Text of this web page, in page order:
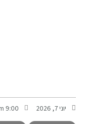
יוני 7, 2026 9:00 am